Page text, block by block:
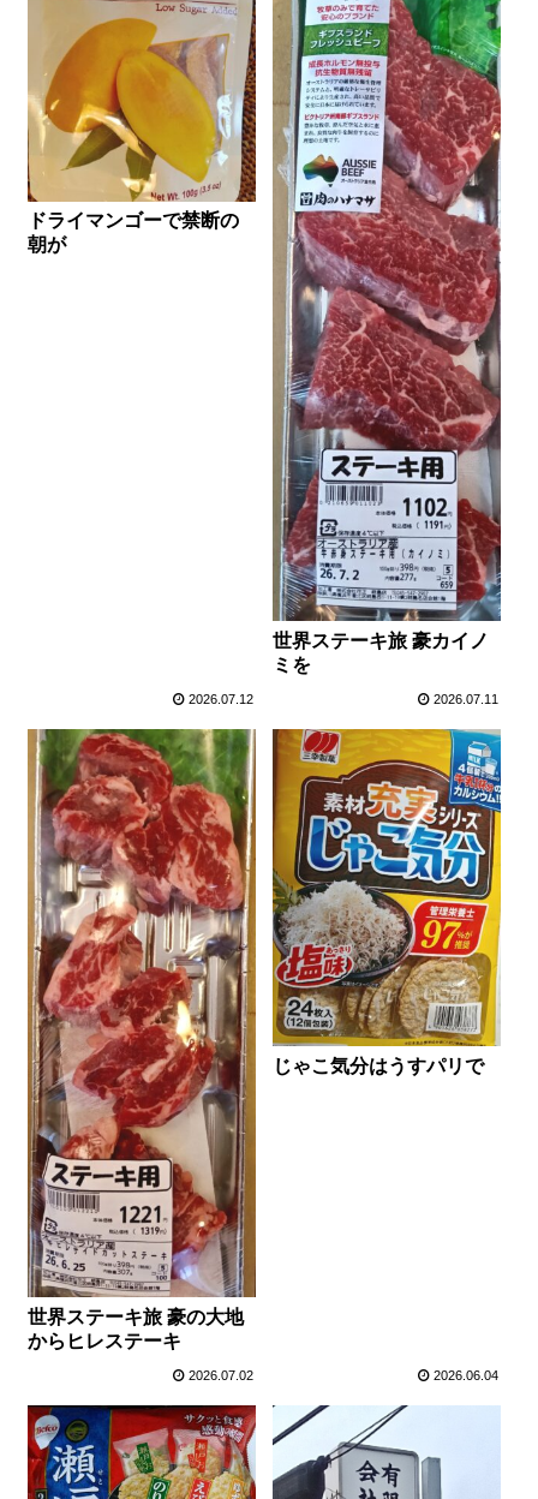
ドライマンゴーで禁断の
朝が
2026.07.12
世界ステーキ旅 豪カイノ
ミを
2026.07.11
世界ステーキ旅 豪の大地
からヒレステーキ
2026.07.02
じゃこ気分はうすパリで
2026.06.04